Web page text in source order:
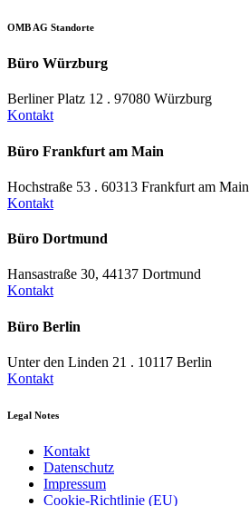
OMB AG Standorte
Büro Würzburg
Berliner Platz 12 . 97080 Würzburg
Kontakt
Büro Frankfurt am Main
Hochstraße 53 . 60313 Frankfurt am Main
Kontakt
Büro Dortmund
Hansastraße 30, 44137 Dortmund
Kontakt
Büro Berlin
Unter den Linden 21 . 10117 Berlin
Kontakt
Legal Notes
Kontakt
Datenschutz
Impressum
Cookie-Richtlinie (EU)